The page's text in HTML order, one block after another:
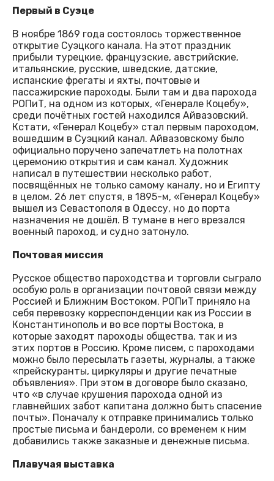
Первый в Суэце
В ноябре 1869 года состоялось торжественное
открытие Суэцкого канала. На этот праздник
прибыли турецкие, французские, австрийские,
итальянские, русские, шведские, датские,
испанские фрегаты и яхты, почтовые и
пассажирские пароходы. Были там и два парохода
РОПиТ, на одном из которых, «Генерале Коцебу»,
среди почётных гостей находился Айвазовский.
Кстати, «Генерал Коцебу» стал первым пароходом,
вошедшим в Суэцкий канал. Айвазовскому было
официально поручено запечатлеть на полотнах
церемонию открытия и сам канал. Художник
написал в путешествии несколько работ,
посвящённых не только самому каналу, но и Египту
в целом. 26 лет спустя, в 1895-м, «Генерал Коцебу»
вышел из Севастополя в Одессу, но до порта
назначения не дошёл. В тумане в него врезался
военный пароход, и судно затонуло.
Почтовая миссия
Русское общество пароходства и торговли сыграло
особую роль в организации почтовой связи между
Россией и Ближним Востоком. РОПиТ приняло на
себя перевозку корреспонденции как из России в
Константинополь и во все порты Востока, в
которые заходят пароходы общества, так и из
этих портов в Россию. Кроме писем, с пароходами
можно было пересылать газеты, журналы, а также
«прейскуранты, циркуляры и другие печатные
объявления». При этом в договоре было сказано,
что «в случае крушения парохода одной из
главнейших забот капитана должно быть спасение
почты». Поначалу к отправке принимались только
простые письма и бандероли, со временем к ним
добавились также заказные и денежные письма.
Плавучая выставка